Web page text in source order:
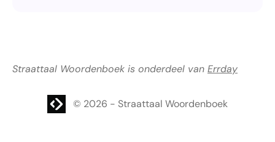
Website laten maken? | Brthmrk
© 2026 - Straattaal Woordenboek
Straattaal Woordenboek is onderdeel van Errday